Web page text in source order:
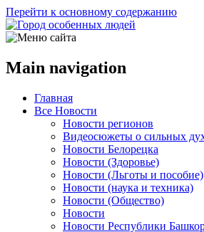
Перейти к основному содержанию
Main navigation
Главная
Все Новости
Новости регионов
Видеосюжеты о сильных
Новости Белорецка
Новости (Здоровье)
Новости (Льготы и пособие)
Новости (наука и техника)
Новости (Общество)
Новости
Новости Республики